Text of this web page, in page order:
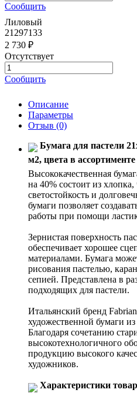
Сообщить
Лиловый
21297133
2 730 ₽
Отсутствует
Сообщить
Описание
Параметры
Отзыв (0)
Бумага для пастели
м2, цвета в ассортименте
Высококачественная
на 40% состоит из хлопка,
светостойкость и
бумаги позволяет
работы при помощи
Зернистая поверхность
обеспечивает хорошее
материалами. Бумага
рисования пастелью,
сепией. Представлена в
подходящих для пастели.
Итальянский бренд
художественной бумаги
Благодаря сочетанию
высокотехнологичного
продукцию высокого
художников.
Характеристики